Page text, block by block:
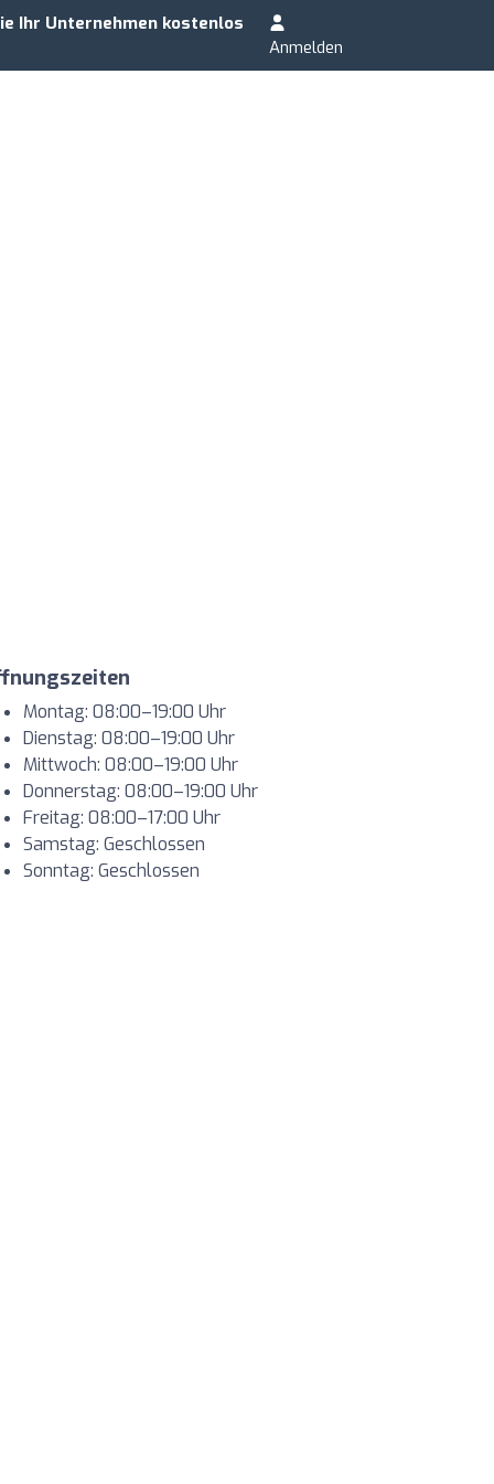
Ihr Unternehmen kostenlos
Anmelden
Montag: 08:00–19:00 Uhr
Dienstag: 08:00–19:00 Uhr
Mittwoch: 08:00–19:00 Uhr
Donnerstag: 08:00–19:00 Uhr
Freitag: 08:00–17:00 Uhr
Samstag: Geschlossen
Sonntag: Geschlossen